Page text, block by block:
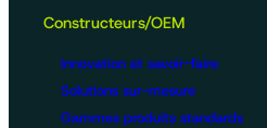
Constructeurs/OEM
Innovation et savoir-faire
Solutions sur-mesure
Gammes produits standards